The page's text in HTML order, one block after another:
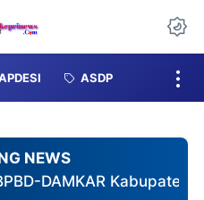
ASDP
NEWS
Karimun Gagas